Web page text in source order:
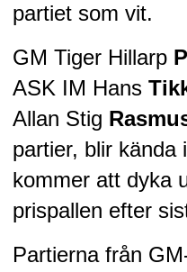
partiet som vit.
GM Tiger Hillarp
ASK IM Hans
Allan Stig
partier, blir kända
kommer att dyka
prispallen efter
Partierna från